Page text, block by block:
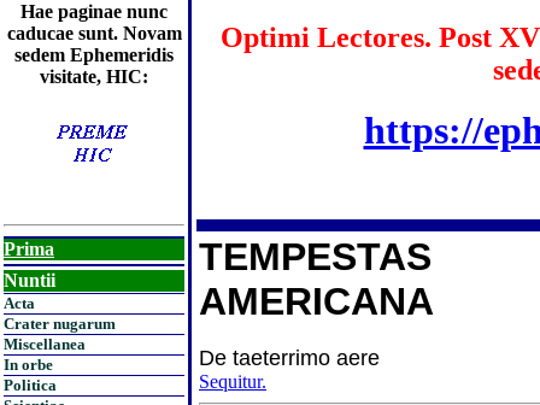
Hae paginae nunc
caducae sunt. Novam
sedem Ephemeridis
visitate, HIC:
Prima
Nuntii
Acta
Crater nugarum
Miscellanea
In orbe
Politica
Optimi Lectores. Post
https://
TEMPESTAS
AMERICANA
De taeterrimo aere
Sequitur.